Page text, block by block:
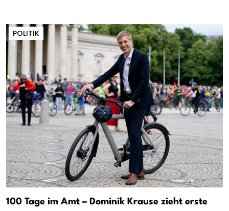
POLITIK
100 Tage im Amt – Dominik Krause zieht erste